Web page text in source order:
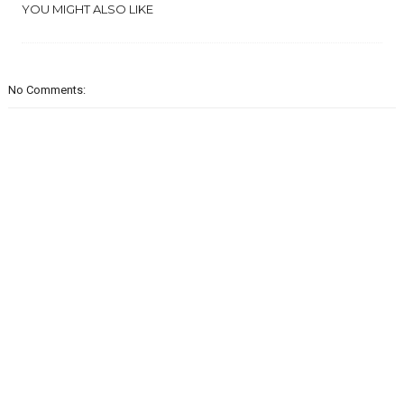
YOU MIGHT ALSO LIKE
No Comments: